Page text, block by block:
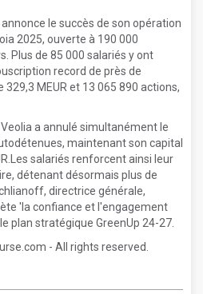
le succès de son opération
2025, ouverte à 190 000
Plus de 85 000 salariés y ont
record de près de
MEUR et 13 065 890 actions,
a annulé simultanément le
maintenant son capital
salariés renforcent ainsi leur
détenant désormais plus de
directrice générale,
'la confiance et l'engagement
plan stratégique GreenUp 24-27.
- All rights reserved.